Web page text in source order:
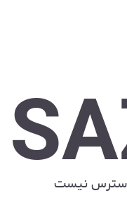
دسترس نیست